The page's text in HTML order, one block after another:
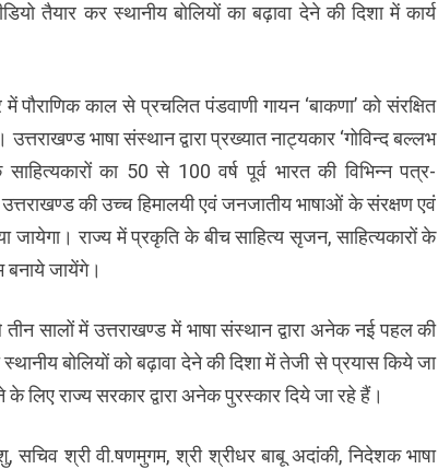
तैयार कर स्थानीय बोलियों का बढ़ावा देने की दिशा में कार्य
पौराणिक काल से प्रचलित पंडवाणी गायन ‘बाकणा’ को संरक्षित
भाषा संस्थान द्वारा प्रख्यात नाट्यकार ‘गोविन्द बल्लभ
का 50 से 100 वर्ष पूर्व भारत की विभिन्न पत्र-
की उच्च हिमालयी एवं जनजातीय भाषाओं के संरक्षण एवं
राज्य में प्रकृति के बीच साहित्य सृजन, साहित्यकारों के
बनाये जायेंगे।
सालों में उत्तराखण्ड में भाषा संस्थान द्वारा अनेक नई पहल की
बोलियों को बढ़ावा देने की दिशा में तेजी से प्रयास किये जा
के लिए राज्य सरकार द्वारा अनेक पुरस्कार दिये जा रहे हैं।
श्री वी.षणमुगम, श्री श्रीधर बाबू अदांकी, निदेशक भाषा